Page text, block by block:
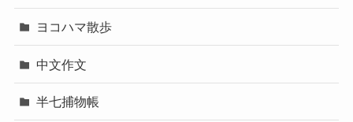
ヨコハマ散歩
中文作文
半七捕物帳